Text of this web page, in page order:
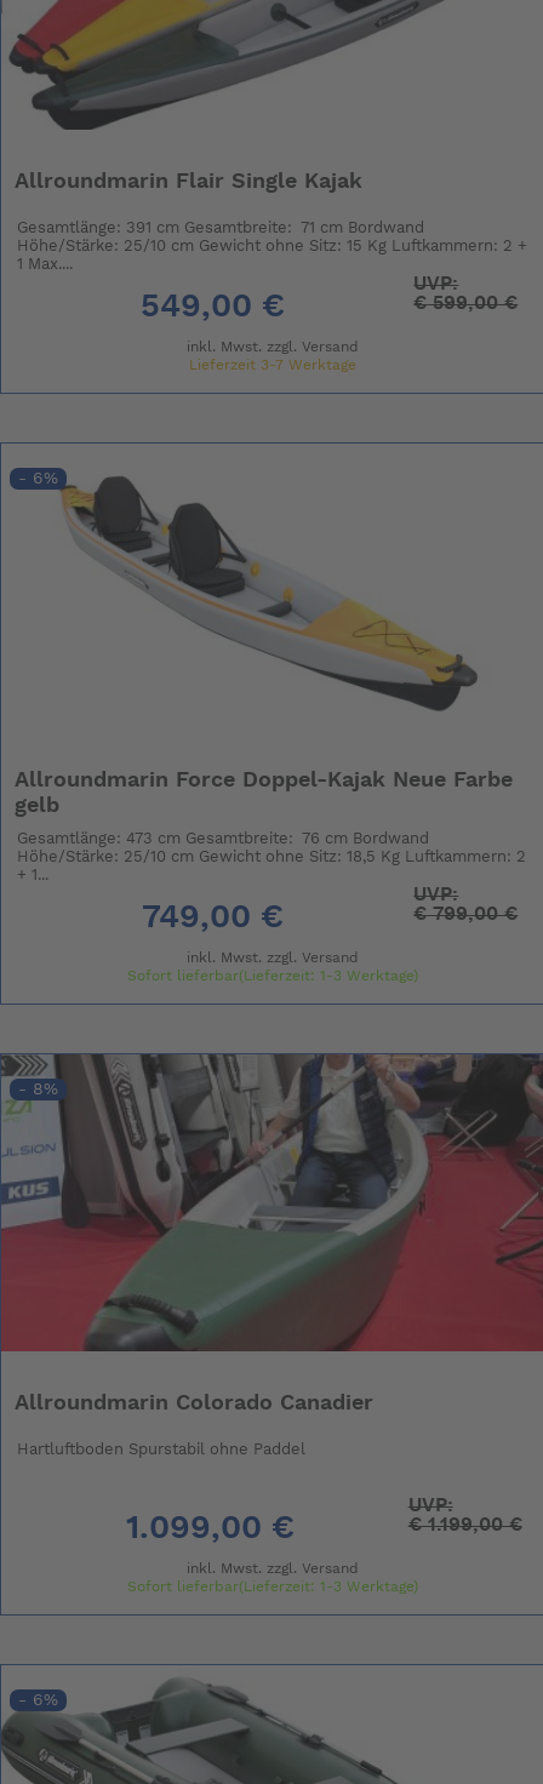
Allroundmarin Flair Single Kajak
Gesamtlänge: 391 cm Gesamtbreite: 71 cm Bordwand
Höhe/Stärke: 25/10 cm Gewicht ohne Sitz: 15 Kg Luftkammern: 2 +
1 Max....
549,00 €
UVP:
€599,00 €
inkl. Mwst. zzgl. Versand
Lieferzeit 3-7 Werktage
- 6%
Allroundmarin Force Doppel-Kajak Neue Farbe
gelb
Gesamtlänge: 473 cm Gesamtbreite: 76 cm Bordwand
Höhe/Stärke: 25/10 cm Gewicht ohne Sitz: 18,5 Kg Luftkammern: 2
+ 1...
749,00 €
UVP:
€799,00 €
inkl. Mwst. zzgl. Versand
Sofort lieferbar(Lieferzeit: 1-3 Werktage)
- 8%
Allroundmarin Colorado Canadier
Hartluftboden Spurstabil ohne Paddel
1.099,00 €
UVP:
€1.199,00 €
inkl. Mwst. zzgl. Versand
Sofort lieferbar(Lieferzeit: 1-3 Werktage)
- 6%